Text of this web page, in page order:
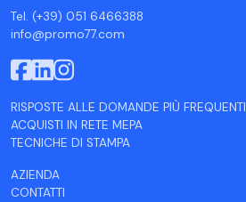
Tel. (+39) 051 6466388
info@promo77.com
RISPOSTE ALLE DOMANDE PIÙ FREQUENTI
ACQUISTI IN RETE MEPA
TECNICHE DI STAMPA
AZIENDA
CONTATTI